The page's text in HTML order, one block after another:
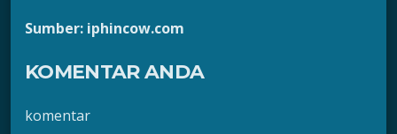
Sumber: iphincow.com
KOMENTAR ANDA
komentar